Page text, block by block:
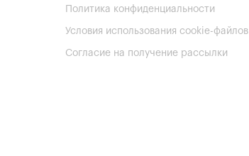
Политика конфиденциальности
Условия использования cookie-файлов
Согласие на получение рассылки